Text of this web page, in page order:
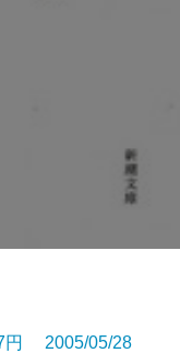
円 2005/05/28